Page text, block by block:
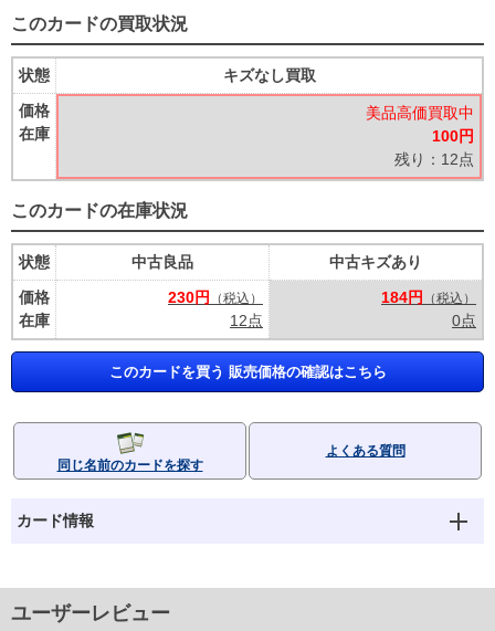
このカードの買取状況
状態
価格
在庫
キズなし買取
美品高価買取中
100円
残り：12点
このカードの在庫状況
状態
価格
在庫
中古良品
230円
（税込）
12点
中古キズあり
184円
（税込）
0点
このカードを買う 販売価格の確認はこちら
同じ名前のカードを探す
よくある質問
カード情報
ユーザーレビュー